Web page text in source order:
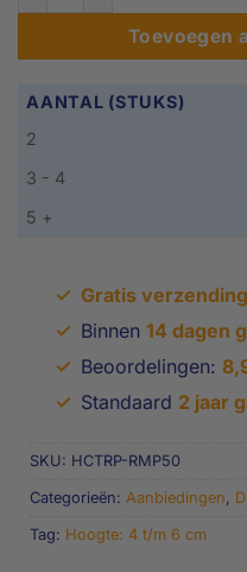
Toevoegen
AANTAL (STUKS)
2
3 - 4
5 +
✓ Gratis verzending
✓ Binnen 14 dagen
✓ Beoordelingen:
✓ Standaard 2 jaar
SKU: HCTRP-RMP50
Categorieën: Aanbiedingen
Tag: Hoogte: 4 t/m 6 cm